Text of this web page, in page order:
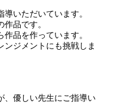
いただいています。
品です。
品を作っています。
ンジメントにも挑戦しま
、優しい先生にご指導い